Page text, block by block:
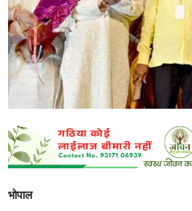
भोपाल